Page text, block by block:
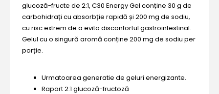
glucoză-fructe de 2:1, C30 Energy Gel conține 30 g de
carbohidrați cu absorbție rapidă și 200 mg de sodiu,
cu risc extrem de a evita disconfortul gastrointestinal.
Gelul cu o singură aromă conține 200 mg de sodiu per
porție.
Urmatoarea generatie de geluri energizante.
Raport 2:1 glucoză-fructoză